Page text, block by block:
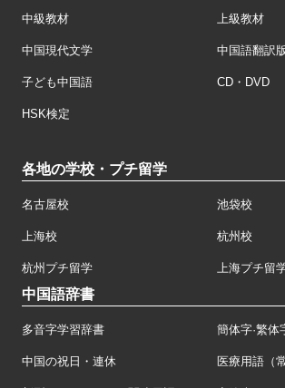
中級教材 上級教材
中国現代文学 中国語翻訳
子ども中国語 CD・DVD
HSK検定
各地の学校・プチ留学
名古屋校 池袋校
上海校 杭州校
杭州プチ留学 上海プチ留
中国語辞書
多音字学習辞書 簡体字·繁体
中国の祝日・連休 医療用語（